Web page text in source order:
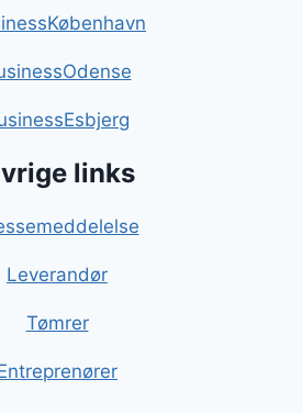
links
Leverandør
Tømrer